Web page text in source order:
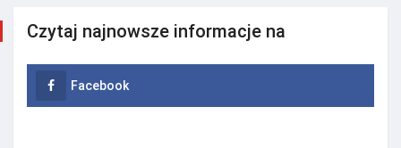
Czytaj najnowsze informacje na
Facebook